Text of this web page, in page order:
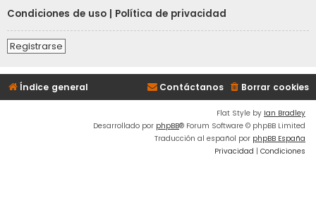
Condiciones de uso
Política de privacidad
Registrarse
Índice general Borrar cookies
Contáctanos
Flat Style by Ian Bradley
Desarrollado por phpBB® Forum Software © phpBB Limited
Traducción al español por phpBB España
Privacidad | Condiciones